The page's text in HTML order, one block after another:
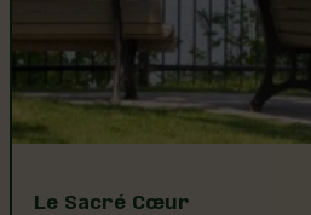
Le Sacré Cœur